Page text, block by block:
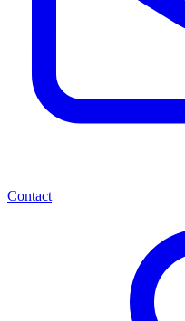
Contact